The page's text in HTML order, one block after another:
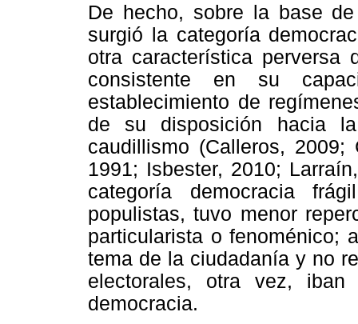
De hecho, sobre la base
surgió la categoría
otra característica perversa
consistente en su
establecimiento de
de su disposición hacia
caudillismo (Calleros,
1991; Isbester, 2010;
categoría democracia
populistas, tuvo menor
particularista o fenoménico;
tema de la ciudadanía y no
electorales, otra vez,
democracia.